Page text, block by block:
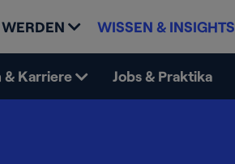
WISSEN & INSIGHTS
Karriere Jobs & Praktika